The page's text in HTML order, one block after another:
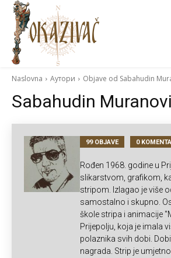
Naslovna Аутори Objave od Sabahudin
Sabahudin
99 OBJAVE 0
Rođen 1968. godine u
slikarstvom, grafikom,
stripom. Izlagao je više
samostalno i skupno.
škole stripa i animacije
Prijepolju, koja je imala
polaznika svih dobi.
nagrada. Strip je